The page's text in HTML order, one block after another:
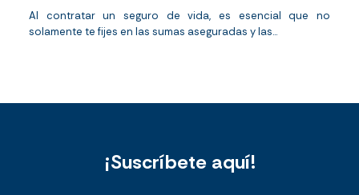
Al contratar un seguro de vida, es esencial que no
solamente te fijes en las sumas aseguradas y las...
¡Suscríbete aquí!